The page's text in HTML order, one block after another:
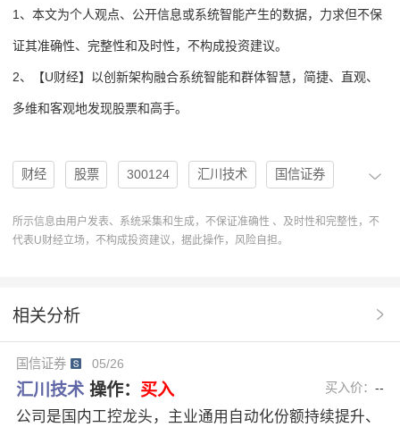
1、本文为个人观点、公开信息或系统智能产生的数据，力求但不保
证其准确性、完整性和及时性，不构成投资建议。
2、【U财经】以创新架构融合系统智能和群体智慧，简捷、直观、
多维和客观地发现股票和高手。
财经 股票 300124 汇川技术 国信证券
基本面 新能源汽车 机构 估值 评级
工控龙头
人形机器人 股票分析
所示信息由用户发表、系统采集和生成，不保证准确性 、及时性和完整性，不
代表U财经立场，不构成投资建议，据此操作，风险自担。
相关分析
国信证券 05/26
汇川技术 操作： 买入 买入价：--
公司是国内工控龙头，主业通用自动化份额持续提升、